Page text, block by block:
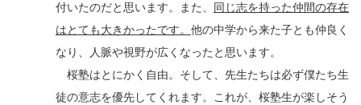
付いたのだと思います。また、 同じ志を持った仲間の存在
はとても大きかったです。 他の中学から来た子とも仲良く
なり、人脈や視野が広くなったと思います。
桜塾はとにかく自由。そして、先生たちは必ず僕たち生
徒の意志を優先してくれます。これが、桜塾生が楽しそう